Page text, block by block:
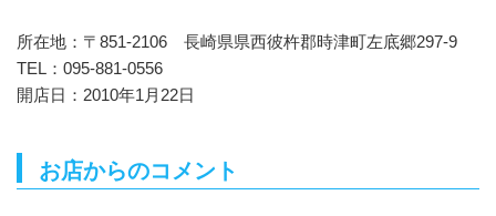
所在地：〒851-2106 長崎県県西彼杵郡時津町左底郷297-9
TEL：095-881-0556
開店日：2010年1月22日
お店からのコメント